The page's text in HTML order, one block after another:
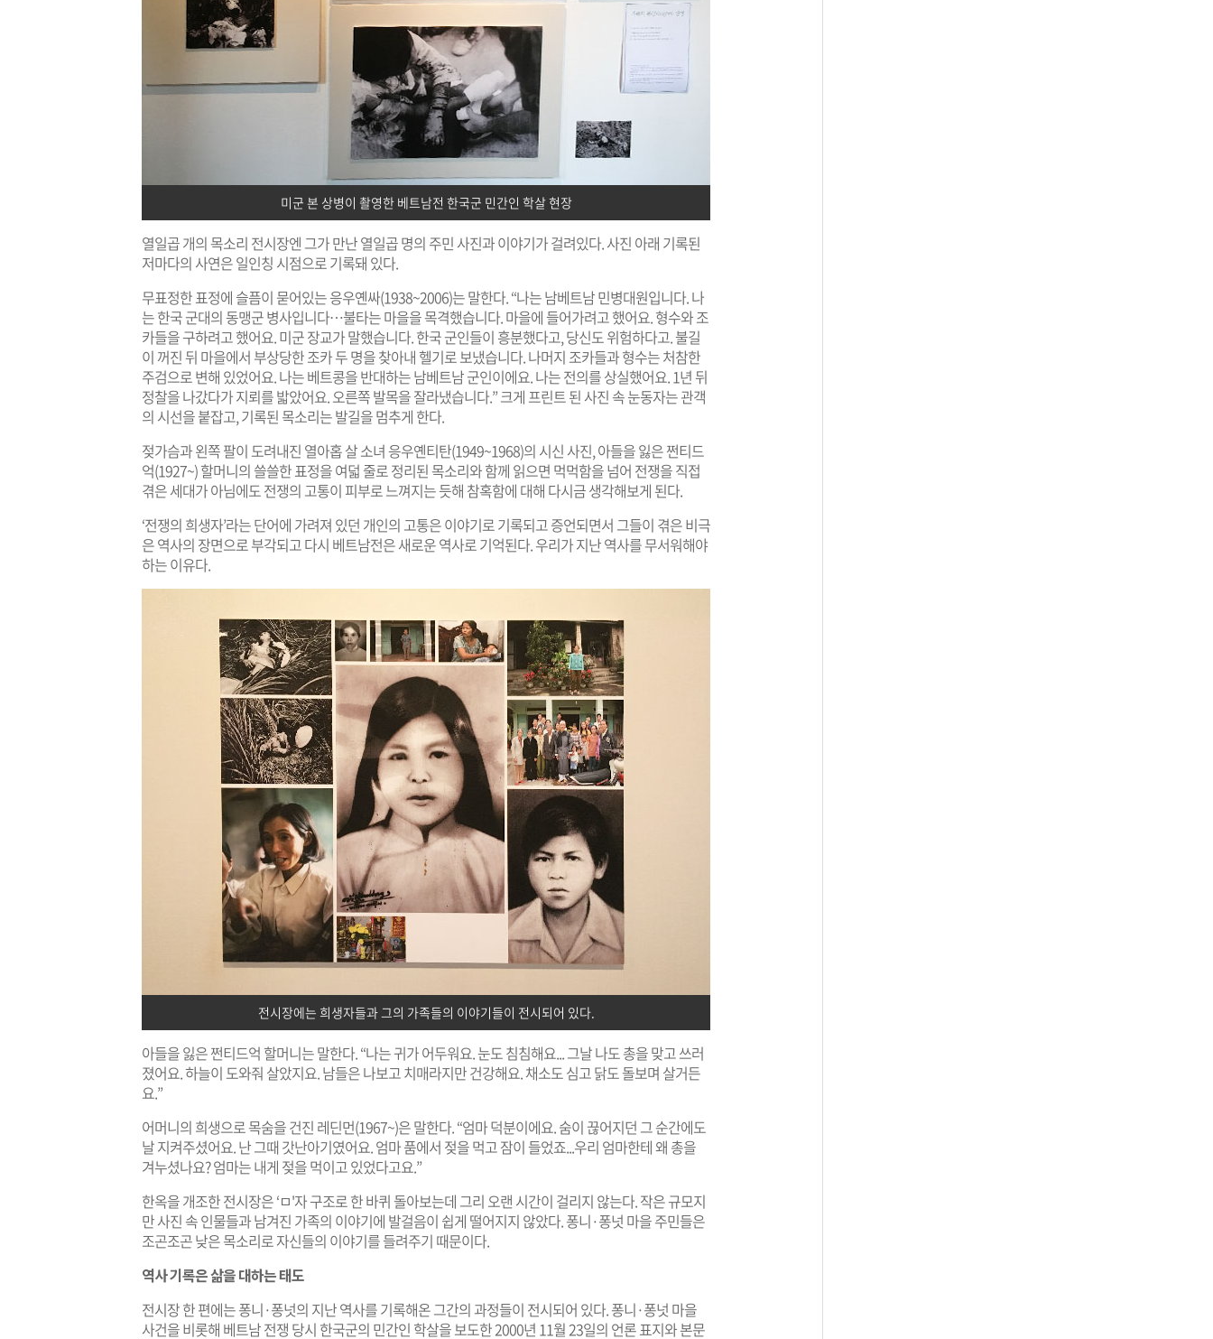
미군 본 상병이 촬영한 베트남전 한국군 민간인 학살 현장
열일곱 개의 목소리 전시장엔 그가 만난 열일곱 명의 주민 사진과 이야기가 걸려있다. 사진 아래 기록된
저마다의 사연은 일인칭 시점으로 기록돼 있다.
무표정한 표정에 슬픔이 묻어있는 응우옌싸(1938~2006)는 말한다. “나는 남베트남 민병대원입니다. 나
는 한국 군대의 동맹군 병사입니다…불타는 마을을 목격했습니다. 마을에 들어가려고 했어요. 형수와 조
카들을 구하려고 했어요. 미군 장교가 말했습니다. 한국 군인들이 흥분했다고, 당신도 위험하다고. 불길
이 꺼진 뒤 마을에서 부상당한 조카 두 명을 찾아내 헬기로 보냈습니다. 나머지 조카들과 형수는 처참한
주검으로 변해 있었어요. 나는 베트콩을 반대하는 남베트남 군인이에요. 나는 전의를 상실했어요. 1년 뒤
정찰을 나갔다가 지뢰를 밟았어요. 오른쪽 발목을 잘라냈습니다.” 크게 프린트 된 사진 속 눈동자는 관객
의 시선을 붙잡고, 기록된 목소리는 발길을 멈추게 한다.
젖가슴과 왼쪽 팔이 도려내진 열아홉 살 소녀 응우옌티탄(1949~1968)의 시신 사진, 아들을 잃은 쩐티드
억(1927~) 할머니의 쓸쓸한 표정을 여덟 줄로 정리된 목소리와 함께 읽으면 먹먹함을 넘어 전쟁을 직접
겪은 세대가 아님에도 전쟁의 고통이 피부로 느껴지는 듯해 참혹함에 대해 다시금 생각해보게 된다.
‘전쟁의 희생자’라는 단어에 가려져 있던 개인의 고통은 이야기로 기록되고 증언되면서 그들이 겪은 비극
은 역사의 장면으로 부각되고 다시 베트남전은 새로운 역사로 기억된다. 우리가 지난 역사를 무서워해야
하는 이유다.
전시장에는 희생자들과 그의 가족들의 이야기들이 전시되어 있다.
아들을 잃은 쩐티드억 할머니는 말한다. “나는 귀가 어두워요. 눈도 침침해요... 그날 나도 총을 맞고 쓰러
졌어요. 하늘이 도와줘 살았지요. 남들은 나보고 치매라지만 건강해요. 채소도 심고 닭도 돌보며 살거든
요.”
어머니의 희생으로 목숨을 건진 레딘먼(1967~)은 말한다. “엄마 덕분이에요. 숨이 끊어지던 그 순간에도
날 지켜주셨어요. 난 그때 갓난아기였어요. 엄마 품에서 젖을 먹고 잠이 들었죠...우리 엄마한테 왜 총을
겨누셨나요? 엄마는 내게 젖을 먹이고 있었다고요.”
한옥을 개조한 전시장은 ‘ㅁ'자 구조로 한 바퀴 돌아보는데 그리 오랜 시간이 걸리지 않는다. 작은 규모지
만 사진 속 인물들과 남겨진 가족의 이야기에 발걸음이 쉽게 떨어지지 않았다. 퐁니·퐁넛 마을 주민들은
조곤조곤 낮은 목소리로 자신들의 이야기를 들려주기 때문이다.
역사 기록은 삶을 대하는 태도
전시장 한 편에는 퐁니·퐁넛의 지난 역사를 기록해온 그간의 과정들이 전시되어 있다. 퐁니·퐁넛 마을
사건을 비롯해 베트남 전쟁 당시 한국군의 민간인 학살을 보도한 2000년 11월 23일의 언론 표지와 본문